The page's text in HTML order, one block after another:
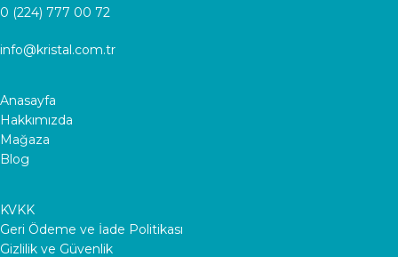
0 (224) 777 00 72
info@kristal.com.tr
Anasayfa
Hakkımızda
Mağaza
Blog
KVKK
Geri Ödeme ve İade Politikası
Gizlilik ve Güvenlik